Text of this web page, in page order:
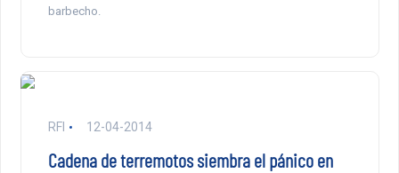
barbecho.
RFI 12-04-2014
Cadena de terremotos siembra el pánico en